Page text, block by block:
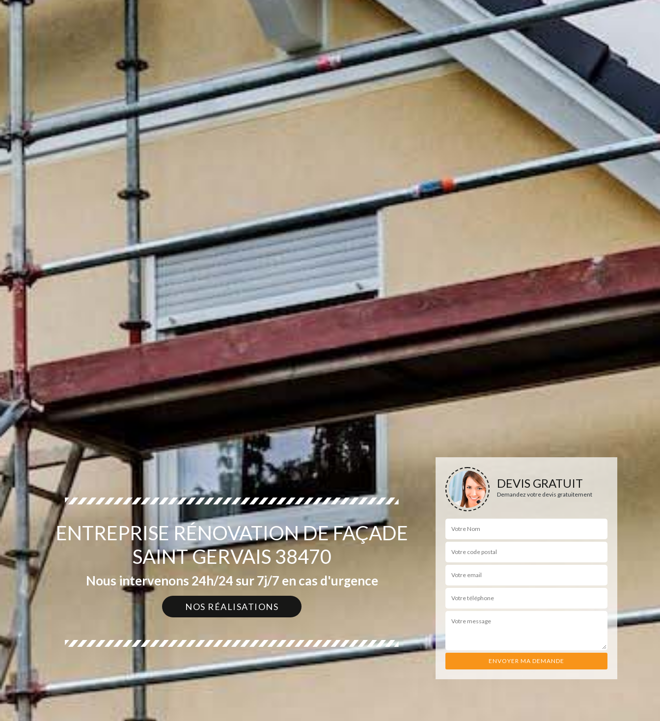
ENTREPRISE RÉNOVATION DE FAÇADE
SAINT GERVAIS 38470
Nous intervenons 24h/24 sur 7j/7 en cas d'urgence
NOS RÉALISATIONS
DEVIS GRATUIT
Demandez votre devis gratuitement